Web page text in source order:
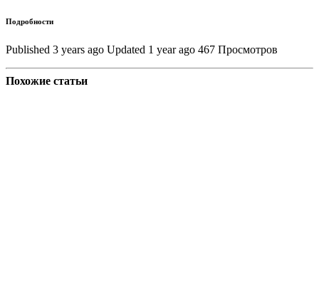
Подробности
Published 3 years ago Updated 1 year ago 467 Просмотров
Похожие статьи